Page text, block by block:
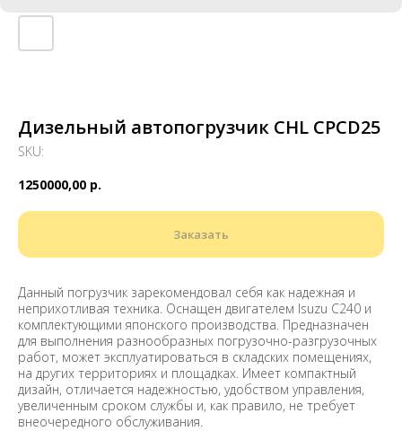
Дизельный автопогрузчик CHL CPCD25
SKU:
1250000,00 р.
Заказать
Данный погрузчик зарекомендовал себя как надежная и
неприхотливая техника. Оснащен двигателем Isuzu C240 и
комплектующими японского производства. Предназначен
для выполнения разнообразных погрузочно-разгрузочных
работ, может эксплуатироваться в складских помещениях,
на других территориях и площадках. Имеет компактный
дизайн, отличается надежностью, удобством управления,
увеличенным сроком службы и, как правило, не требует
внеочередного обслуживания.